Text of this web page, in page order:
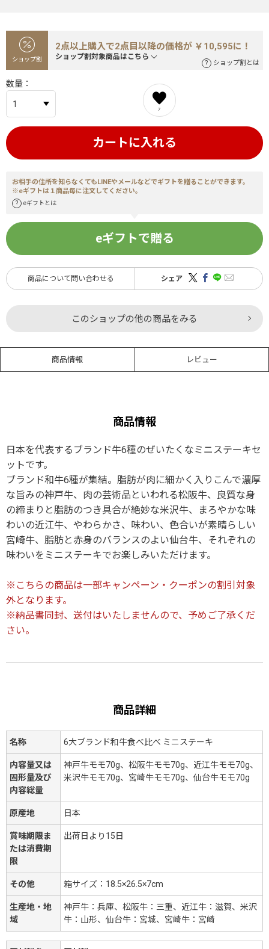
ショップ割
2点以上購入で2点目以降の価格が ￥10,595に！
ショップ割対象商品はこちら
ショップ割とは
数量
7
カートに入れる
お相手の住所を知らなくてもLINEやメールなどでギフトを贈ることができます。
※eギフトは１商品毎に注文してください。
eギフトとは
eギフトで贈る
商品について問い合わせる シェア
このショップの他の商品をみる
商品情報 レビュー
商品情報
日本を代表するブランド牛6種のぜいたくなミニステーキセ
ットです。
ブランド和牛6種が集結。脂肪が肉に細かく入りこんで濃厚
な旨みの神戸牛、肉の芸術品といわれる松阪牛、良質な身
の締まりと脂肪のつき具合が絶妙な米沢牛、まろやかな味
わいの近江牛、やわらかさ、味わい、色合いが素晴らしい
宮崎牛、脂肪と赤身のバランスのよい仙台牛、それぞれの
味わいをミニステーキでお楽しみいただけます。
※こちらの商品は一部キャンペーン・クーポンの割引対象
外となります。
※納品書同封、送付はいたしませんので、予めご了承くだ
さい。
商品詳細
名称 6大ブランド和牛食べ比べ ミニステーキ
内容量又は
固形量及び
内容総量
神戸牛モモ70g、松阪牛モモ70g、近江牛モモ70g、
米沢牛モモ70g、宮崎牛モモ70g、仙台牛モモ70g
原産地 日本
賞味期限ま
たは消費期
限
出荷日より15日
その他 箱サイズ：18.5×26.5×7cm
生産地・地
域
神戸牛：兵庫、松阪牛：三重、近江牛：滋賀、米沢
牛：山形、仙台牛：宮城、宮崎牛：宮崎